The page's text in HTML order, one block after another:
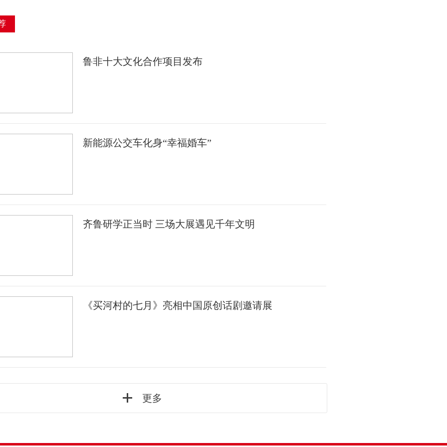
鲁非十大文化合作项目发布
新能源公交车化身“幸福婚车”
齐鲁研学正当时 三场大展遇见千年文明
《买河村的七月》亮相中国原创话剧邀请展
更多